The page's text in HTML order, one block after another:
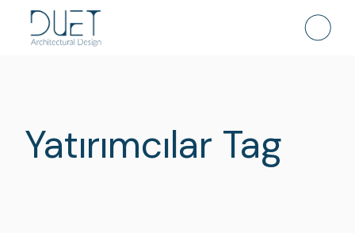
content
Yatırımcılar Tag